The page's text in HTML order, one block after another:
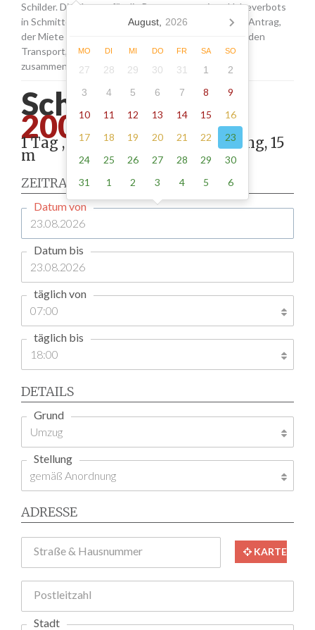
Schilder. Die Kosten für die Beantragung eines Halteverbots
in Schmitten setzen sich aus den Gebühren für den Antrag,
der Miete für die Schilder sowie einer Pauschale für den
Transport, das Aufstellen und Abholen der Schilder
zusammen.
Schmitten -
200.00
1 Tag , Stellung gemäß Anordnung, 15
m
ZEITRAUM
Datum von
Datum bis
täglich von
täglich bis
DETAILS
Grund
Stellung
ADRESSE
Straße & Hausnummer KARTE
Postleitzahl
Stadt
August, 2026
MO DI MI DO FR SA SO
27 28 29 30 31 1
2
3
4 5 6 7 8
9
10
11 12 13 14 15
16
17
18 19 20 21 22
23
24
25 26 27 28 29
30
31
1 2 3 4 5 6